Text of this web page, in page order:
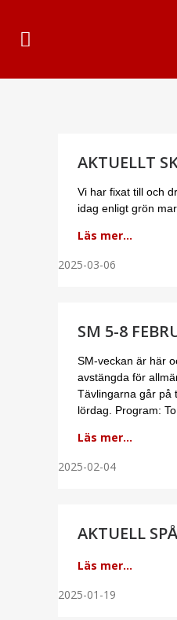
AKTUELLT
Vi har fixat till och
idag enligt grön
Läs mer...
2025-03-06
SM 5-8
SM-veckan är här
avstängda för
Tävlingarna går på
lördag. Program:
Läs mer...
2025-02-04
AKTUELL
Läs mer...
2025-01-19